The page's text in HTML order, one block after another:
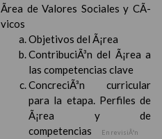
Ãrea de Valores Sociales y CÃ­
vicos
Objetivos del Ã¡rea
ContribuciÃ³n del Ã¡rea a
las competencias clave
ConcreciÃ³n curricular
para la etapa. Perfiles de
Ã¡rea y de
competencias
En revisiÃ³n